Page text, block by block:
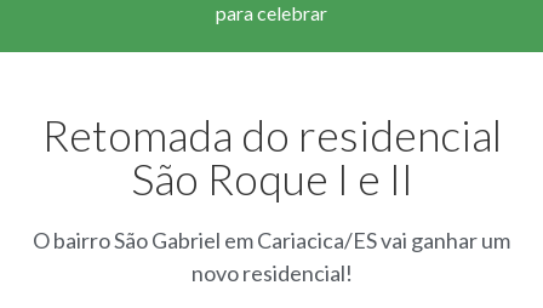
para celebrar
Retomada do residencial
São Roque I e II
O bairro São Gabriel em Cariacica/ES vai ganhar um
novo residencial!